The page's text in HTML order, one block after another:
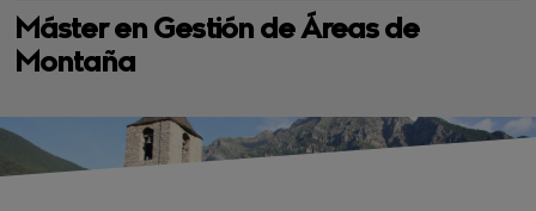
Máster en Gestión de Áreas de
Montaña